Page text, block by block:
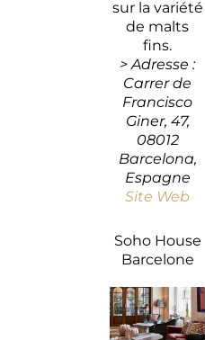
sur la variété
de malts
fins.
> Adresse :
Carrer de
Francisco
Giner, 47,
08012
Barcelona,
Espagne
Site Web
Soho House
Barcelone